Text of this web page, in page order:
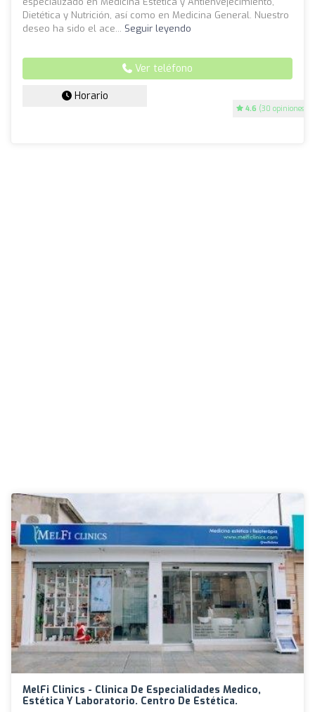
4.6 (30 opiniones)
Dietética y Nutrición, así como en Medicina General. Nuestro
deseo ha sido el ace... Seguir leyendo
Ver teléfono
Horario
MelFi Clinics - Clinica De Especialidades Medico,
Estética Y Laboratorio. Centro De Estética.